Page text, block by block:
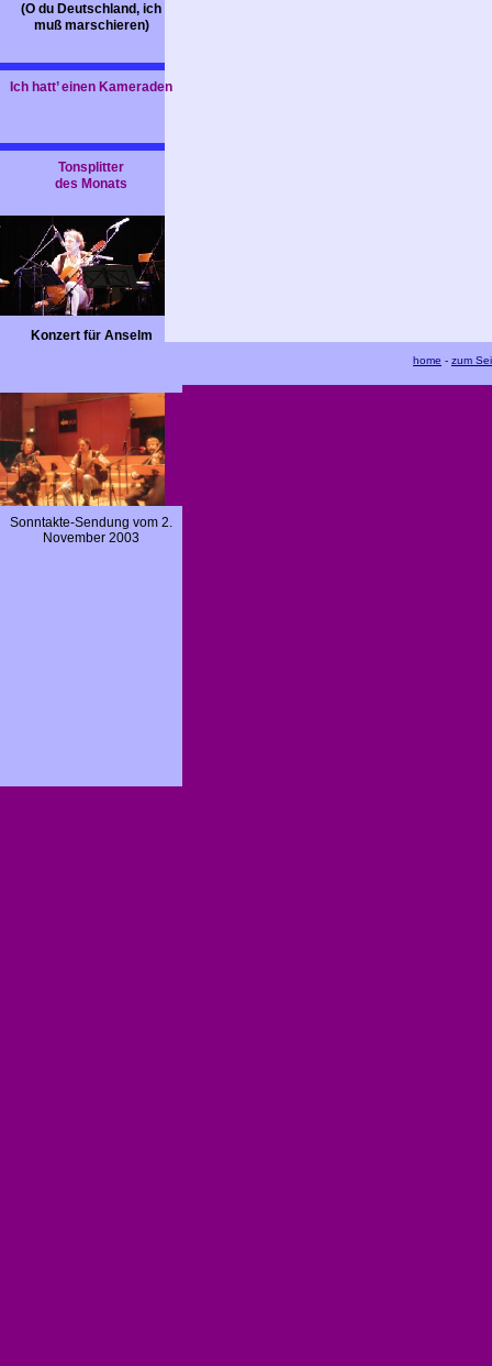
(O du Deutschland, ich
muß marschieren)
Ich hatt’ einen Kameraden
Tonsplitter
des Monats
Konzert für Anselm
Sonntakte-Sendung vom 2.
November 2003
home - zum